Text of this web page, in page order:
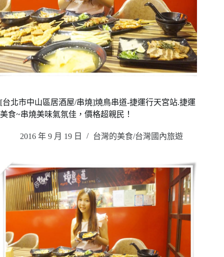
[台北市中山區居酒屋/串燒]燒鳥串道-捷運行天宮站.捷運
美食~串燒美味氣氛佳，價格超親民！
2016 年 9 月 19 日 台灣的美食/台灣國內旅遊